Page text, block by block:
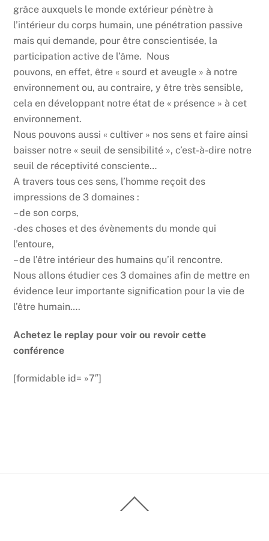
grâce auxquels le monde extérieur pénètre à
l’intérieur du corps humain, une pénétration passive
mais qui demande, pour être conscientisée, la
participation active de l’âme. Nous
pouvons, en effet, être « sourd et aveugle » à notre
environnement ou, au contraire, y être très sensible,
cela en développant notre état de « présence » à cet
environnement.
Nous pouvons aussi « cultiver » nos sens et faire ainsi
baisser notre « seuil de sensibilité », c’est-à-dire notre
seuil de réceptivité consciente…
A travers tous ces sens, l’homme reçoit des
impressions de 3 domaines :
– de son corps,
-des choses et des évènements du monde qui
l’entoure,
– de l’être intérieur des humains qu’il rencontre.
Nous allons étudier ces 3 domaines afin de mettre en
évidence leur importante signification pour la vie de
l’être humain….
Achetez le replay pour voir ou revoir cette
conférence
[formidable id= »7″]
To